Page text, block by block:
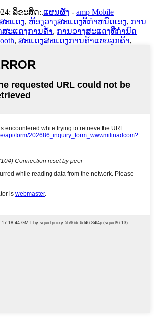
ລິຂະສິດ:.ແຜນຜັງ - amp Mobile
ະແດງ, ຫ້ອງວາງສະແດງທີ່ກໍາຫນົດເອງ, ການ
ະແດງການຄ້າ, ການວາງສະແດງທີ່ກໍານົດ
, ສະແດງສະແດງການຄ້າແບບລູກຄ້າ,